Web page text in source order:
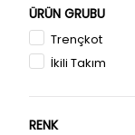
ÜRÜN GRUBU
Trençkot
İkili Takım
RENK